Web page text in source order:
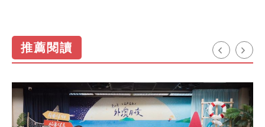
推薦閱讀